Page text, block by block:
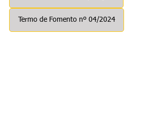
Termo de Fomento nº 04/2024